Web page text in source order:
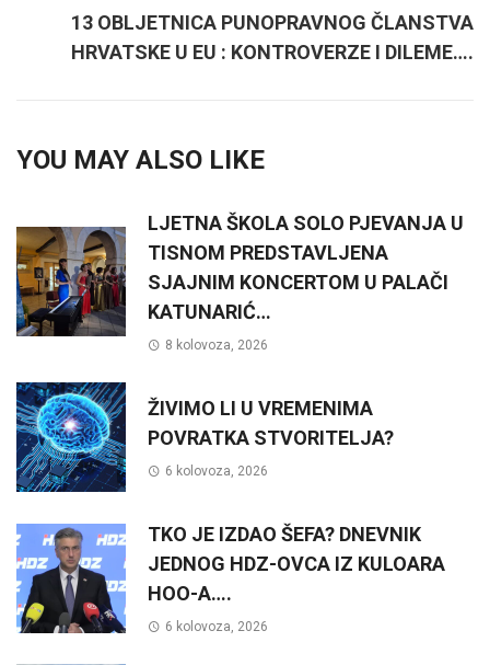
13 OBLJETNICA PUNOPRAVNOG ČLANSTVA
HRVATSKE U EU : KONTROVERZE I DILEME….
YOU MAY ALSO LIKE
LJETNA ŠKOLA SOLO PJEVANJA U
TISNOM PREDSTAVLJENA
SJAJNIM KONCERTOM U PALAČI
KATUNARIĆ…
8 kolovoza, 2026
ŽIVIMO LI U VREMENIMA
POVRATKA STVORITELJA?
6 kolovoza, 2026
TKO JE IZDAO ŠEFA? DNEVNIK
JEDNOG HDZ-OVCA IZ KULOARA
HOO-A….
6 kolovoza, 2026